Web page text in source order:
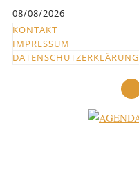
springen
08/08/2026
KONTAKT
IMPRESSUM
DATENSCHUTZERKLÄRUNG